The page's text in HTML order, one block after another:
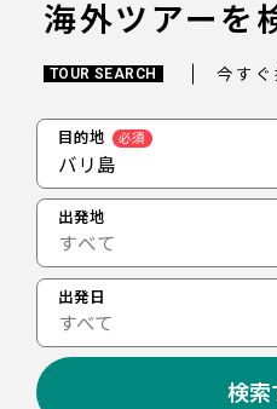
海外ツアーを
TOUR SEARCH 今すぐ
目的地 必須
バリ島
出発地
出発日
すべて
検索